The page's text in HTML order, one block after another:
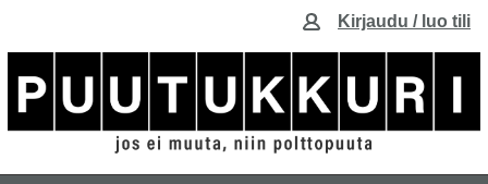
Kirjaudu / luo tili